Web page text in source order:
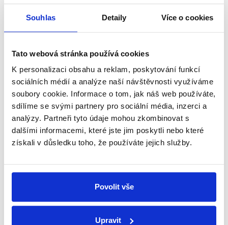
Souhlas Detaily Více o cookies
Tato webová stránka používá cookies
K personalizaci obsahu a reklam, poskytování funkcí
sociálních médií a analýze naší návštěvnosti využíváme
soubory cookie. Informace o tom, jak náš web používáte,
sdílíme se svými partnery pro sociální média, inzerci a
analýzy. Partneři tyto údaje mohou zkombinovat s
dalšími informacemi, které jste jim poskytli nebo které
získali v důsledku toho, že používáte jejich služby.
Povolit vše
Upravit
přehled o tom, jaké dezinformace a
nepravdy se zrovna v Česku šíří.
Newsletter WhatsApp
Sociální sítě
Nenechte si ujít nejnovější události
z Demagog.cz. Sdílením našich
práci.